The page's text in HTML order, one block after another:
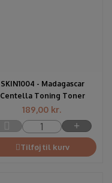
SKIN1004 - Madagascar
Centella Toning Toner
189,00 kr.
Tilføj til kurv